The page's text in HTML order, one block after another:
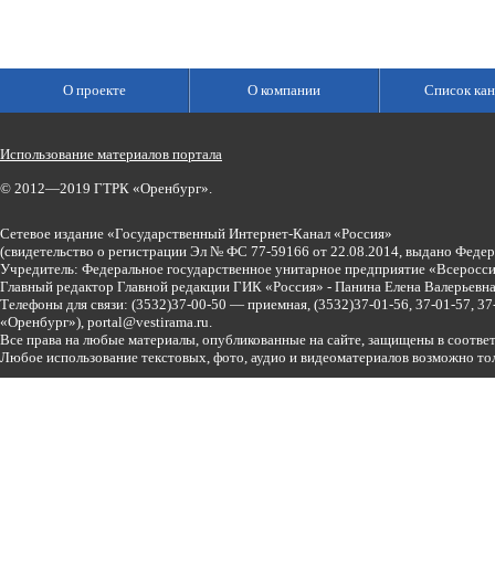
О проекте О компании Список
Использование материалов портала
© 2012—2019 ГТРК «Оренбург».
Сетевое издание «Государственный Интернет-Канал «Россия»
(свидетельство о регистрации Эл № ФС 77-59166 от 22.08.2014, выдано
Учредитель: Федеральное государственное унитарное предприятие
Главный редактор Главной редакции ГИК «Россия» - Панина Елена
Телефоны для связи: (3532)37-00-50 — приемная, (3532)37-01-56, 37-01-57,
«Оренбург»), portal@vestirama.ru.
Все права на любые материалы, опубликованные на сайте, защищены в
Любое использование текстовых, фото, аудио и видеоматериалов возможно